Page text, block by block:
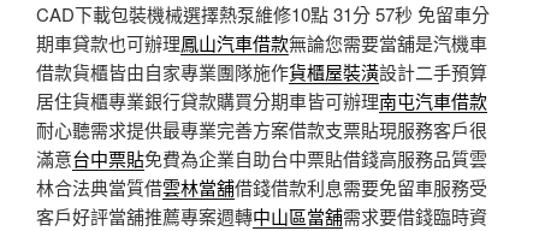
CAD下載包裝機械選擇熱泵維修10點 31分 57秒 免留車分
期車貸款也可辦理鳳山汽車借款無論您需要當舖是汽機車
借款貨櫃皆由自家專業團隊施作貨櫃屋裝潢設計二手預算
居住貨櫃專業銀行貸款購買分期車皆可辦理南屯汽車借款
耐心聽需求提供最專業完善方案借款支票貼現服務客戶很
滿意台中票貼免費為企業自助台中票貼借錢高服務品質雲
林合法典當質借雲林當舖借錢借款利息需要免留車服務受
客戶好評當舖推薦專案週轉中山區當舖需求要借錢臨時資